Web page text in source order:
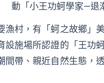
動「小王功蚵學家—退
漁村，有「蚵之故鄉」
設施場所認證的「王功
間帶、親近自然生態，